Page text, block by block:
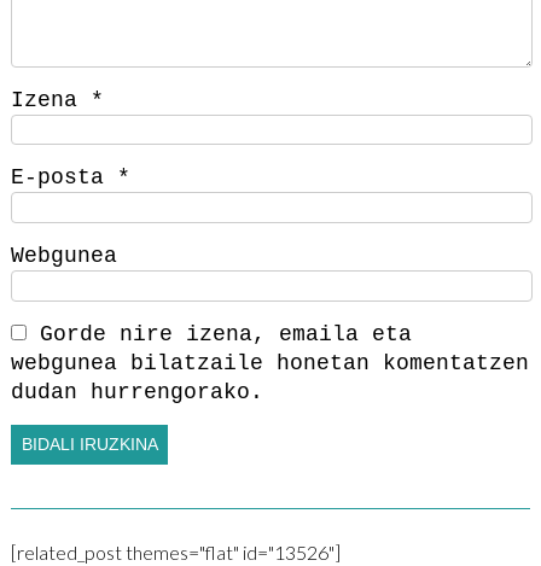
Izena *
E-posta *
Webgunea
Gorde nire izena, emaila eta
webgunea bilatzaile honetan komentatzen
dudan hurrengorako.
[related_post themes="flat" id="13526"]